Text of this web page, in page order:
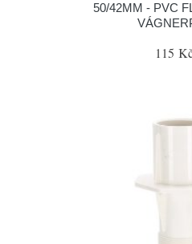
50/42MM - PVC
115